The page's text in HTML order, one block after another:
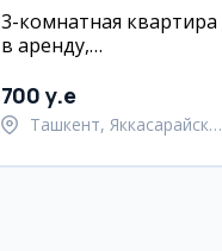
3-комнатная квартира
в аренду,
700 y.e
Ташкент, Яккасарайский